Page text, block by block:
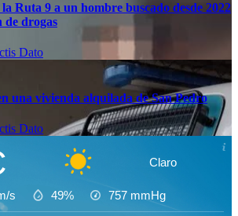
Ruta 9 a un hombre buscado desde 2022
de drogas
Dato
una vivienda alquilada de San Pedro
Dato
Claro
s 49% 757 mmHg